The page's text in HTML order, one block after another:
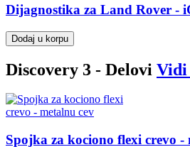
Dijagnostika za Land Rover -
Dodaj u korpu
Discovery 3 - Delovi Vidi
Spojka za kociono flexi crevo -